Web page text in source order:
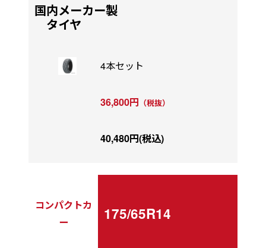
国内メーカー製
タイヤ
4本セット
36,800円 （税抜）
40,480円(税込)
コンパクトカ
ー
175/65R14